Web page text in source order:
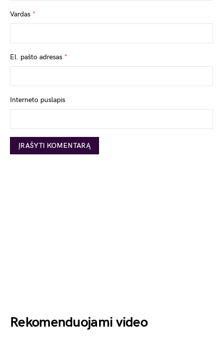
Vardas *
El. pašto adresas *
Interneto puslapis
Rekomenduojami video